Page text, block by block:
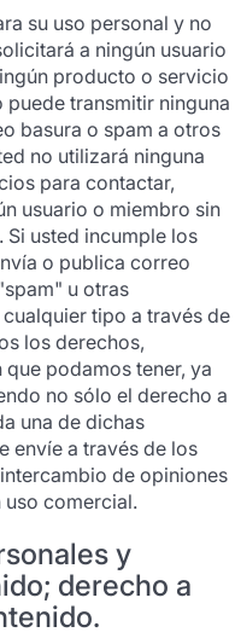
su uso personal y no
a ningún usuario
producto o servicio
transmitir ninguna
basura o spam a otros
no utilizará ninguna
para contactar,
usuario o miembro sin
usted incumple los
o publica correo
u otras
tipo a través de
los derechos,
podamos tener, ya
no sólo el derecho a
una de dichas
envíe a través de los
de opiniones
uso comercial.
y
derecho a